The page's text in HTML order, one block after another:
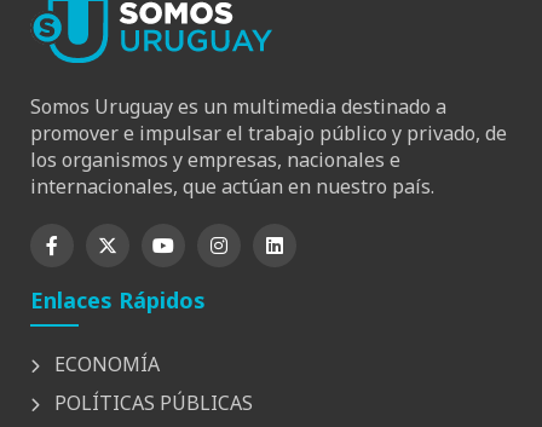
Somos Uruguay es un multimedia destinado a
promover e impulsar el trabajo público y privado, de
los organismos y empresas, nacionales e
internacionales, que actúan en nuestro país.
Enlaces Rápidos
ECONOMÍA
POLÍTICAS PÚBLICAS